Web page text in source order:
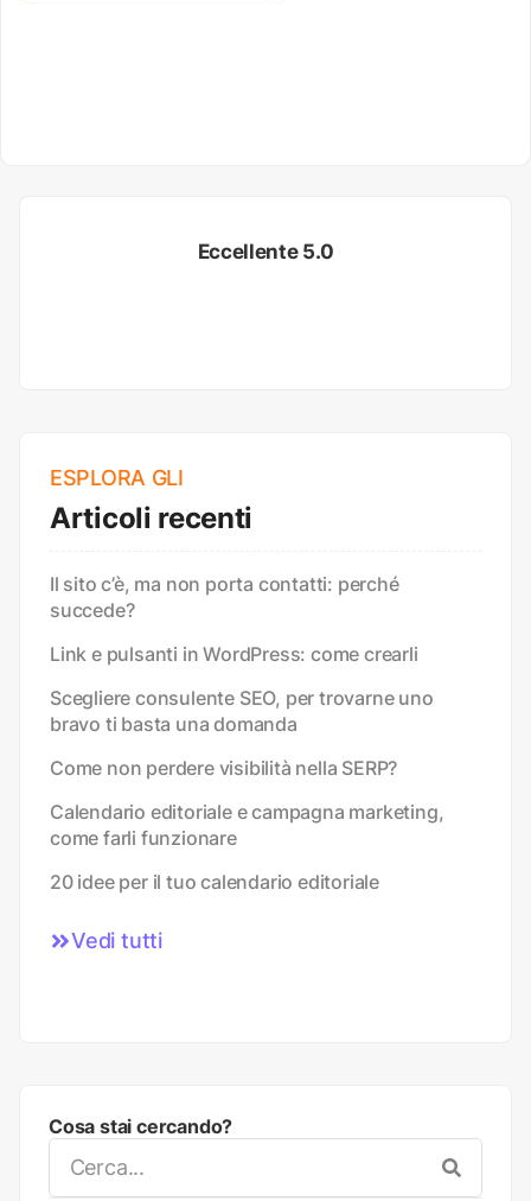
Eccellente 5.0
ESPLORA GLI
Articoli recenti
Il sito c’è, ma non porta contatti: perché
succede?
Link e pulsanti in WordPress: come crearli
Scegliere consulente SEO, per trovarne uno
bravo ti basta una domanda
Come non perdere visibilità nella SERP?
Calendario editoriale e campagna marketing,
come farli funzionare
20 idee per il tuo calendario editoriale
Vedi tutti
Cosa stai cercando?